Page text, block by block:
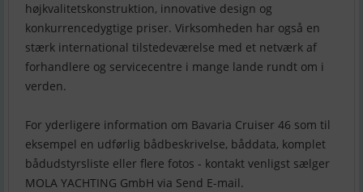
højkvalitetskonstruktion, innovative design og
konkurrencedygtige priser. Virksomheden har også en
stærk international tilstedeværelse med et netværk af
forhandlere og servicecentre i mange lande rundt om i
verden.
For yderligere information om Bavaria Cruiser 46 som til
eksempel en udførlig bådbeskrivelse, båddata, komplet
bådudstyrsliste eller flere fotos - kontakt venligst sælger
MOLA YACHTING GmbH via Send E-mail.